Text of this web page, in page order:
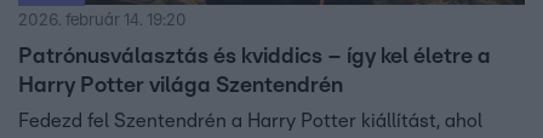
2026. február 14. 19:20
Patrónusválasztás és kviddics – így kel életre a
Harry Potter világa Szentendrén
Fedezd fel Szentendrén a Harry Potter kiállítást, ahol